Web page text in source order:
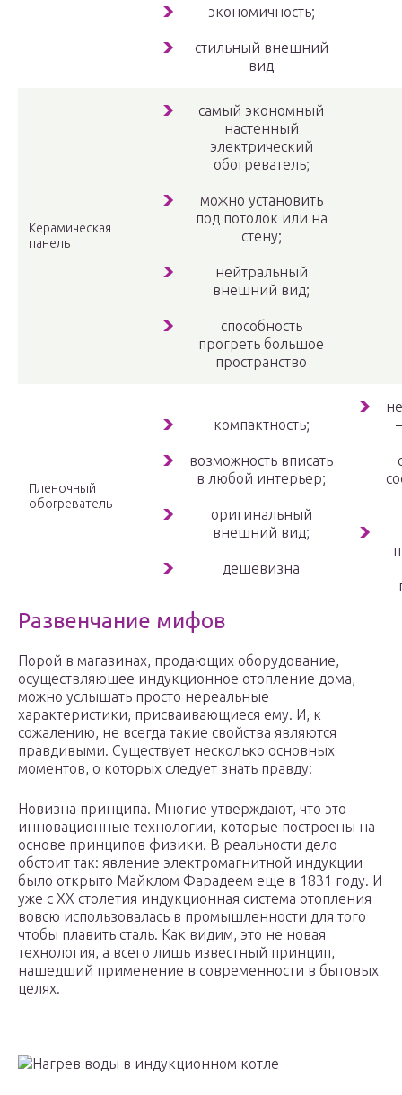
экономичность;
стильный внешний
вид
Керамическая
панель
самый экономный
настенный
электрический
обогреватель;
можно установить
под потолок или на
стену;
нейтральный
внешний вид;
способность
прогреть большое
пространство
Пленочный
обогреватель
компактность;
возможность вписать
в любой интерьер;
оригинальный
внешний вид;
дешевизна
Развенчание мифов
Порой в магазинах, продающих оборудование,
осуществляющее индукционное отопление дома,
можно услышать просто нереальные
характеристики, присваивающиеся ему. И, к
сожалению, не всегда такие свойства являются
правдивыми. Существует несколько основных
моментов, о которых следует знать правду:
Новизна принципа. Многие утверждают, что это
инновационные технологии, которые построены на
основе принципов физики. В реальности дело
обстоит так: явление электромагнитной индукции
было открыто Майклом Фарадеем еще в 1831 году. И
уже с ХХ столетия индукционная система отопления
вовсю использовалась в промышленности для того
чтобы плавить сталь. Как видим, это не новая
технология, а всего лишь известный принцип,
нашедший применение в современности в бытовых
целях.
Нагрев воды в индукционном котле